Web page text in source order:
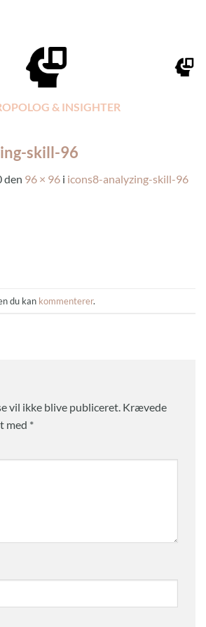
& INSIGHTER
skill-96
den 96 × 96 i icons8-analyzing-skill-96
du kan kommenterer.
vil ikke blive publiceret. Krævede
med *